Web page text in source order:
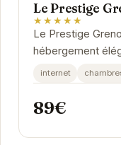
Le Prestige
★★★★★
Le Prestige
hébergement
de Grenoble.
goût...
internet
89€